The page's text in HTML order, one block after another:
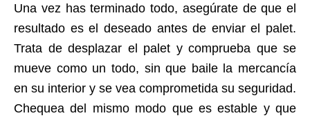
Una vez has terminado todo, asegúrate de que el
resultado es el deseado antes de enviar el palet.
Trata de desplazar el palet y comprueba que se
mueve como un todo, sin que baile la mercancía
en su interior y se vea comprometida su seguridad.
Chequea del mismo modo que es estable y que